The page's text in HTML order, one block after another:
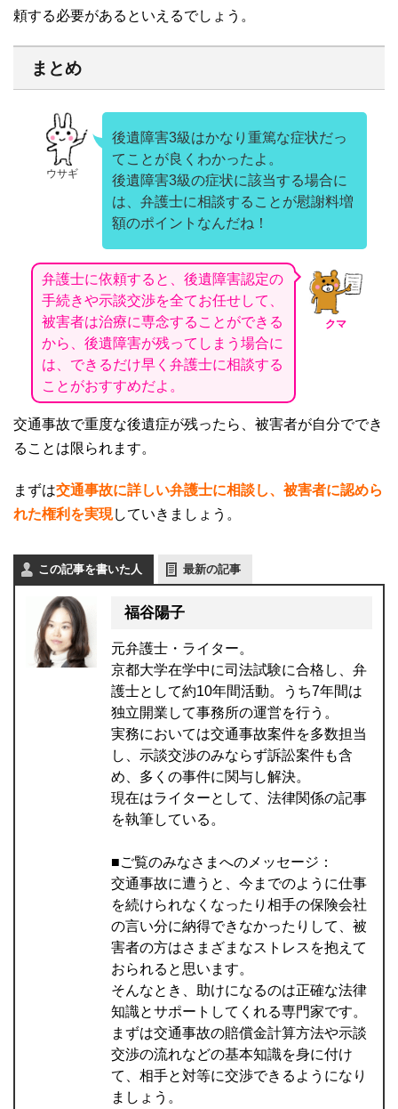
頼する必要があるといえるでしょう。
まとめ
ウサギ
後遺障害3級はかなり重篤な症状だっ
てことが良くわかったよ。
後遺障害3級の症状に該当する場合に
は、弁護士に相談することが慰謝料増
額のポイントなんだね！
クマ
弁護士に依頼すると、後遺障害認定の
手続きや示談交渉を全てお任せして、
被害者は治療に専念することができる
から、後遺障害が残ってしまう場合に
は、できるだけ早く弁護士に相談する
ことがおすすめだよ。
交通事故で重度な後遺症が残ったら、被害者が自分ででき
ることは限られます。
まずは交通事故に詳しい弁護士に相談し、被害者に認めら
れた権利を実現していきましょう。
この記事を書いた人 最新の記事
福谷陽子
元弁護士・ライター。
京都大学在学中に司法試験に合格し、弁
護士として約10年間活動。うち7年間は
独立開業して事務所の運営を行う。
実務においては交通事故案件を多数担当
し、示談交渉のみならず訴訟案件も含
め、多くの事件に関与し解決。
現在はライターとして、法律関係の記事
を執筆している。
■ご覧のみなさまへのメッセージ：
交通事故に遭うと、今までのように仕事
を続けられなくなったり相手の保険会社
の言い分に納得できなかったりして、被
害者の方はさまざまなストレスを抱えて
おられると思います。
そんなとき、助けになるのは正確な法律
知識とサポートしてくれる専門家です。
まずは交通事故の賠償金計算方法や示談
交渉の流れなどの基本知識を身に付け
て、相手と対等に交渉できるようになり
ましょう。